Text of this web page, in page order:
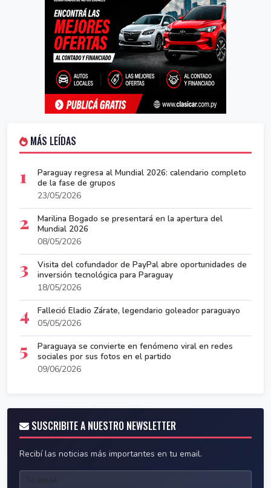
MÁS LEÍDAS
1
Paraguay regresa al Mundial 2026: calendario completo
de la fase de grupos
23/05/2026
2
Marilina Bogado se presentará en la apertura del
Mundial 2026
08/05/2026
3
Visita del cofundador de PayPal abre oportunidades de
inversión tecnológica para Paraguay
18/05/2026
4
Falleció Eladio Zárate, legendario goleador paraguayo
05/05/2026
5
Paraguaya se convierte en fenómeno viral en redes
sociales por sus fotos en el partido
09/06/2026
SUSCRIBITE A NUESTRO NEWSLETTER
Recibí las noticias más importantes en tu email.